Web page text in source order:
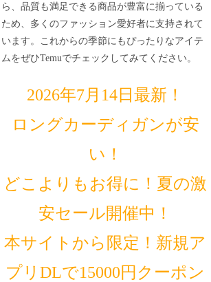
ら、品質も満足できる商品が豊富に揃っている
ため、多くのファッション愛好者に支持されて
います。これからの季節にもぴったりなアイテ
ムをぜひTemuでチェックしてみてください。
2026年7月14日最新！
ロングカーディガンが安
い！
どこよりもお得に！夏の激
安セール開催中！
本サイトから限定！新規ア
プリDLで15000円クーポン